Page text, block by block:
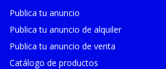
Publica tu anuncio
Publica tu anuncio de alquiler
Publica tu anuncio de venta
Catálogo de productos